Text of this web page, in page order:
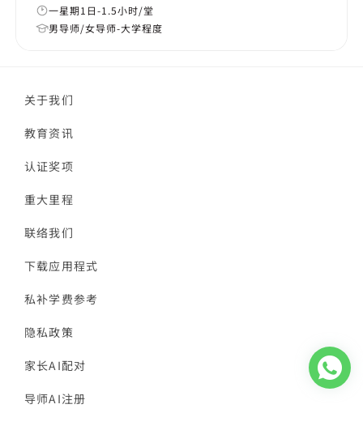
一星期1日-1.5小时/堂
男导师/女导师-大学程度
关于我们
教育资讯
认证奖项
重大里程
联络我们
下载应用程式
私补学费参考
隐私政策
家长AI配对
导师AI注册